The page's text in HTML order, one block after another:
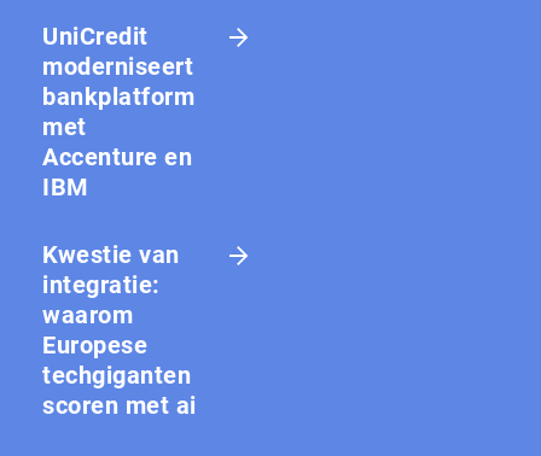
UniCredit
moderniseert
bankplatform
met
Accenture en
IBM
Kwestie van
integratie:
waarom
Europese
techgiganten
scoren met ai